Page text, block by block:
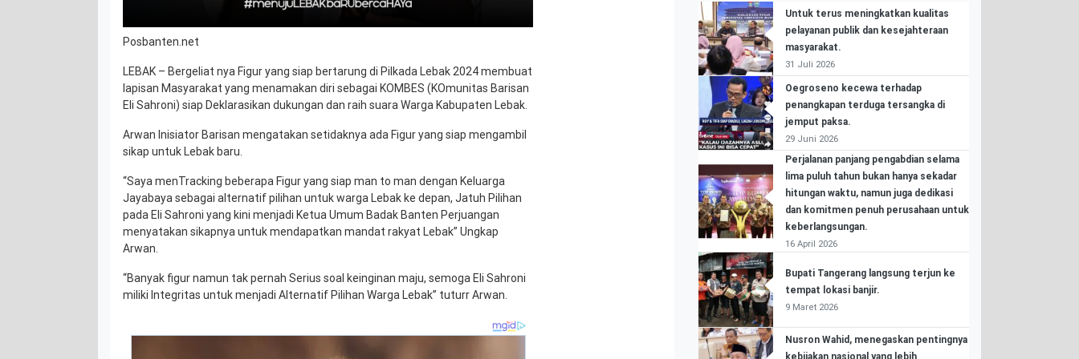
Posbanten.net
LEBAK – Bergeliat nya Figur yang siap bertarung di Pilkada Lebak 2024 membuat
lapisan Masyarakat yang menamakan diri sebagai KOMBES (KOmunitas Barisan
Eli Sahroni) siap Deklarasikan dukungan dan raih suara Warga Kabupaten Lebak.
Arwan Inisiator Barisan mengatakan setidaknya ada Figur yang siap mengambil
sikap untuk Lebak baru.
“Saya menTracking beberapa Figur yang siap man to man dengan Keluarga
Jayabaya sebagai alternatif pilihan untuk warga Lebak ke depan, Jatuh Pilihan
pada Eli Sahroni yang kini menjadi Ketua Umum Badak Banten Perjuangan
menyatakan sikapnya untuk mendapatkan mandat rakyat Lebak” Ungkap
Arwan.
“Banyak figur namun tak pernah Serius soal keinginan maju, semoga Eli Sahroni
miliki Integritas untuk menjadi Alternatif Pilihan Warga Lebak” tuturr Arwan.
Untuk terus meningkatkan kualitas
pelayanan publik dan kesejahteraan
masyarakat.
31 Juli 2026
Oegroseno kecewa terhadap
penangkapan terduga tersangka di
jemput paksa.
29 Juni 2026
Perjalanan panjang pengabdian selama
lima puluh tahun bukan hanya sekadar
hitungan waktu, namun juga dedikasi
dan komitmen penuh perusahaan untuk
keberlangsungan.
16 April 2026
Bupati Tangerang langsung terjun ke
tempat lokasi banjir.
9 Maret 2026
Nusron Wahid, menegaskan pentingnya
kebijakan nasional yang lebih